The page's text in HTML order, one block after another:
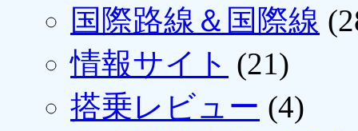
国際路線＆国際線
情報サイト (21)
搭乗レビュー (4)